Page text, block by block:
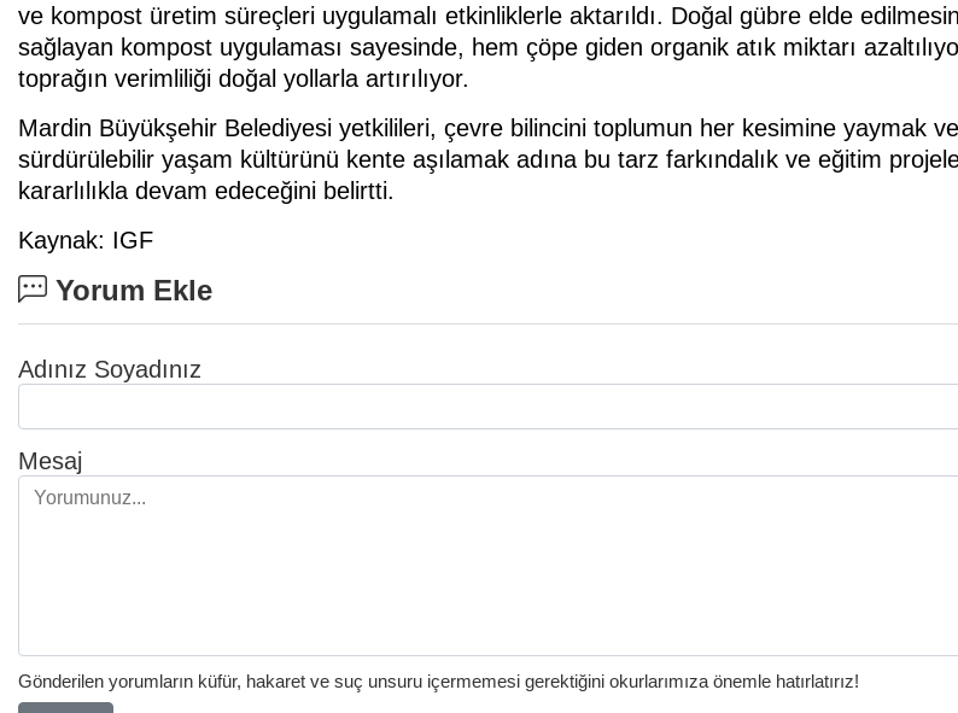
ve kompost üretim süreçleri uygulamalı etkinliklerle aktarıldı. Doğal gübre elde
sağlayan kompost uygulaması sayesinde, hem çöpe giden organik atık miktarı
toprağın verimliliği doğal yollarla artırılıyor.
Mardin Büyükşehir Belediyesi yetkilileri, çevre bilincini toplumun her kesimine yaymak ve
sürdürülebilir yaşam kültürünü kente aşılamak adına bu tarz farkındalık ve eğitim
kararlılıkla devam edeceğini belirtti.
Kaynak: IGF
Yorum Ekle
Adınız Soyadınız
Mesaj
Gönderilen yorumların küfür, hakaret ve suç unsuru içermemesi gerektiğini okurlarımıza önemle hatırlatırız!